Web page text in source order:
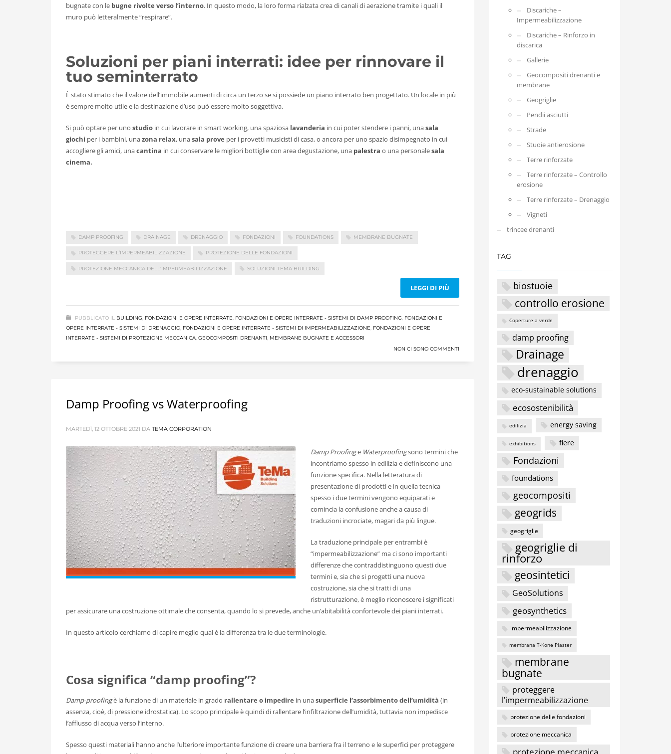
bugnate con le bugne rivolte verso l’interno. In questo modo, la loro forma rialzata crea di canali di aerazione tramite i quali il
muro può letteralmente “respirare”.
Soluzioni per piani interrati: idee per rinnovare il
tuo seminterrato
È stato stimato che il valore dell’immobile aumenti di circa un terzo se si possiede un piano interrato ben progettato. Un locale in più
è sempre molto utile e la destinazione d’uso può essere molto soggettiva.
Si può optare per uno studio in cui lavorare in smart working, una spaziosa lavanderia in cui poter stendere i panni, unasala
giochi per i bambini, unazona relax, unasala prove per i provetti musicisti di casa, o ancora per uno spazio disimpegnato in cui
accogliere gli amici, unacantina in cui conservare le migliori bottiglie con area degustazione, una palestra o una personalesala
cinema.
DAMP PROOFING DRAINAGE DRENAGGIO FONDAZIONI FOUNDATIONS MEMBRANE BUGNATE
PROTEGGERE L’IMPERMEABILIZZAZIONE PROTEZIONE DELLE FONDAZIONI
PROTEZIONE MECCANICA DELL'IMPERMEABILIZZAZIONE SOLUZIONI TEMA BUILDING
LEGGI DI PIÙ
PUBBLICATO IL BUILDING, FONDAZIONI E OPERE INTERRATE, FONDAZIONI E OPERE INTERRATE - SISTEMI DI DAMP PROOFING, FONDAZIONI E
OPERE INTERRATE - SISTEMI DI DRENAGGIO, FONDAZIONI E OPERE INTERRATE - SISTEMI DI IMPERMEABILIZZAZIONE, FONDAZIONI E OPERE
INTERRATE - SISTEMI DI PROTEZIONE MECCANICA, GEOCOMPOSITI DRENANTI, MEMBRANE BUGNATE E ACCESSORI
NON CI SONO COMMENTI
Damp Proofing vs Waterproofing
MARTEDÌ, 12 OTTOBRE 2021 DA TEMA CORPORATION
Damp Proofinge Waterproofingsono termini che
incontriamo spesso in edilizia e definiscono una
funzione specifica. Nella letteratura di
presentazione di prodotti e in quella tecnica
spesso i due termini vengono equiparati e
comincia la confusione anche a causa di
traduzioni incrociate, magari da più lingue.
La traduzione principale per entrambi è
“impermeabilizzazione” ma ci sono importanti
differenze che contraddistinguono questi due
termini e, sia che si progetti una nuova
costruzione, sia che si tratti di una
ristrutturazione, è meglio riconoscere i significati
per assicurare una costruzione ottimale che consenta, quando lo si prevede, anche un’abitabilità confortevole dei piani interrati.
In questo articolo cerchiamo di capire meglio qual è la differenza tra le due terminologie.
Cosa significa “damp proofing”?
Damp-proofingè la funzione di un materiale in grado rallentare o impedire in unasuperficie l’assorbimento dell’umidità (in
assenza, cioè, di pressione idrostatica). Lo scopo principale è quindi di rallentare l’infiltrazione dell’umidità, tuttavia non impedisce
l’afflusso di acqua verso l’interno.
Spesso questi materiali hanno anche l’ulteriore importante funzione di creare una barriera fra il terreno e le superfici per proteggere
Discariche –
Impermeabilizzazione
Discariche – Rinforzo in
discarica
Gallerie
Geocompositi drenanti e
membrane
Geogriglie
Pendii asciutti
Strade
Stuoie antierosione
Terre rinforzate
Terre rinforzate – Controllo
erosione
Terre rinforzate – Drenaggio
Vigneti
trincee drenanti
TAG
biostuoie
controllo erosione
Coperture a verde
damp proofing
Drainage
drenaggio
eco-sustainable solutions
ecosostenibilità
edilizia energy saving
exhibitions fiere
Fondazioni
foundations
geocompositi
geogrids
geogriglie
geogriglie di
rinforzo
geosintetici
GeoSolutions
geosynthetics
impermeabilizzazione
membrana T-Kone Plaster
membrane
bugnate
proteggere
l’impermeabilizzazione
protezione delle fondazioni
protezione meccanica
protezione meccanica